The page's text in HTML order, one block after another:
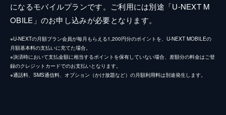
になるモバイルプランです。ご利用には別途「U-NEXT M
OBILE」のお申し込みが必要となります。
※U-NEXTの月額プラン会員が毎月もらえる1,200円分のポイントを、U-NEXT MOBILEの
月額基本料の支払いに充てた場合。
※決済時において支払金額に相当するポイントを保有していない場合、差額分の料金はご登
録のクレジットカードでのお支払いとなります。
※通話料、SMS通信料、オプション（かけ放題など）の月額利用料は別途発生します。